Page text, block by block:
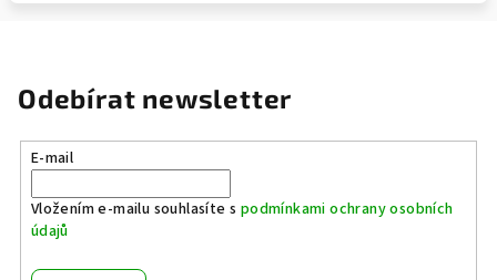
Odebírat newsletter
E-mail
Vložením e-mailu souhlasíte s podmínkami ochrany osobních
údajů